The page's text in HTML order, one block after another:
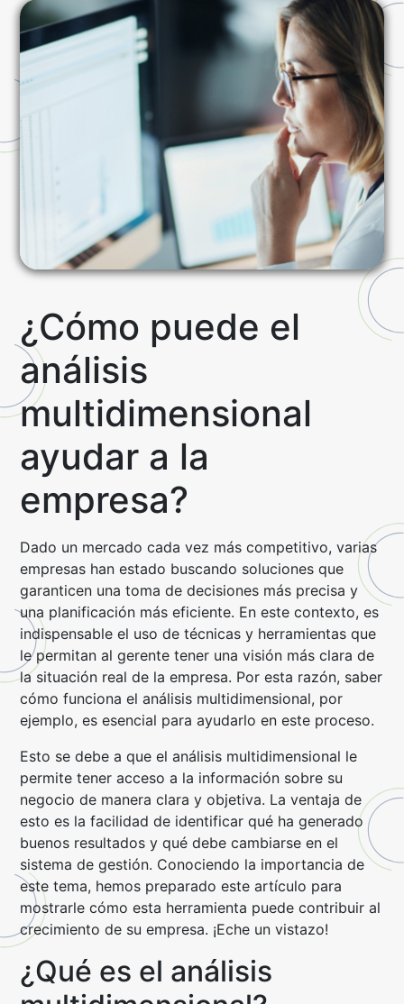
¿Cómo puede el
análisis
multidimensional
ayudar a la
empresa?
Dado un mercado cada vez más competitivo, varias
empresas han estado buscando soluciones que
garanticen una toma de decisiones más precisa y
una planificación más eficiente. En este contexto, es
indispensable el uso de técnicas y herramientas que
le permitan al gerente tener una visión más clara de
la situación real de la empresa. Por esta razón, saber
cómo funciona el análisis multidimensional, por
ejemplo, es esencial para ayudarlo en este proceso.
Esto se debe a que el análisis multidimensional le
permite tener acceso a la información sobre su
negocio de manera clara y objetiva. La ventaja de
esto es la facilidad de identificar qué ha generado
buenos resultados y qué debe cambiarse en el
sistema de gestión. Conociendo la importancia de
este tema, hemos preparado este artículo para
mostrarle cómo esta herramienta puede contribuir al
crecimiento de su empresa. ¡Eche un vistazo!
¿Qué es el análisis